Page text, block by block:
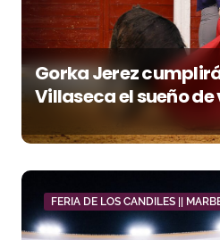
Gorka Jerez
Villaseca el sueño
de luces ante los suyos
FERIA DE LOS CANDILES ||